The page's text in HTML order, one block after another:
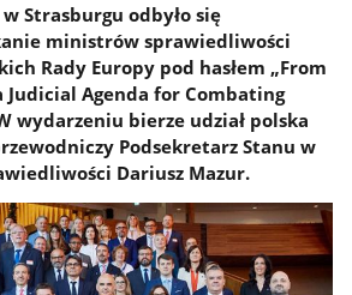
Strasburgu odbyło się
ministrów sprawiedliwości
Rady Europy pod hasłem „From
Judicial Agenda for Combating
wydarzeniu bierze udział polska
Podsekretarz Stanu w
Dariusz Mazur.